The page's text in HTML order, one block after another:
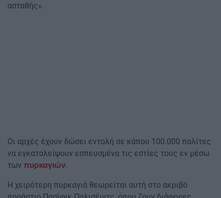
ασταθής».
Οι αρχές έχουν δώσει εντολή σε κάπου 100.000 πολίτες
να εγκαταλείψουν εσπευσμένα τις εστίες τους εν μέσω
των πυρκαγιών.
Η χειρότερη πυρκαγιά θεωρείται αυτή στο ακριβό